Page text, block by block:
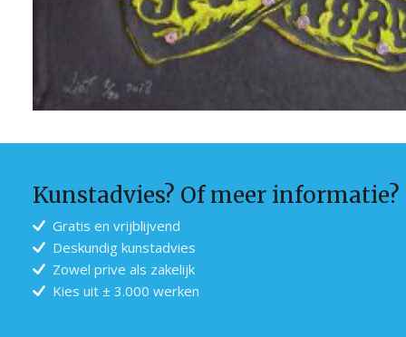
Kunstadvies? Of meer informatie?
Gratis en vrijblijvend
Deskundig kunstadvies
Zowel prive als zakelijk
Kies uit ± 3.000 werken